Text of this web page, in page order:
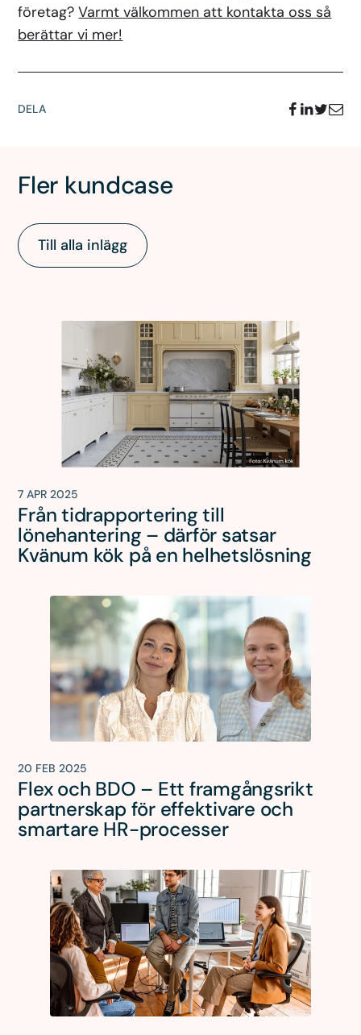
företag?Varmt välkommen att kontakta oss så
berättar vi mer!
DELA
Fler kundcase
Till alla inlägg
7 APR 2025
Från tidrapportering till
lönehantering – därför satsar
Kvänum kök på en helhetslösning
20 FEB 2025
Flex och BDO – Ett framgångsrikt
partnerskap för effektivare och
smartare HR-processer